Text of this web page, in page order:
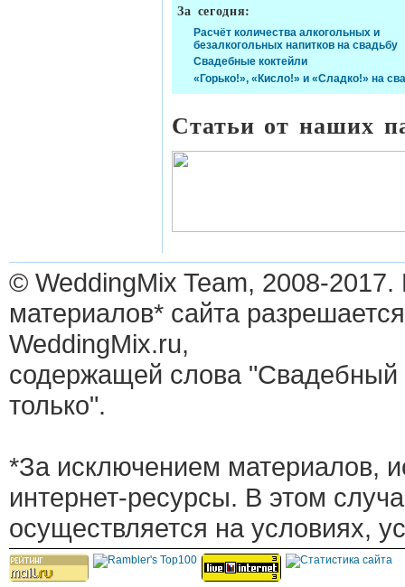
За сегодня:
Расчёт количества алкогольных и
безалкогольных напитков на свадьбу
Свадебные коктейли
«Горько!», «Кисло!» и «Сладко!» на
Статьи от наших
© WeddingMix Team, 2008-2017.
материалов* сайта
WeddingMix.ru,
содержащей слова
только".
*За исключением материалов,
интернет-ресурсы. В этом
осуществляется на условиях,